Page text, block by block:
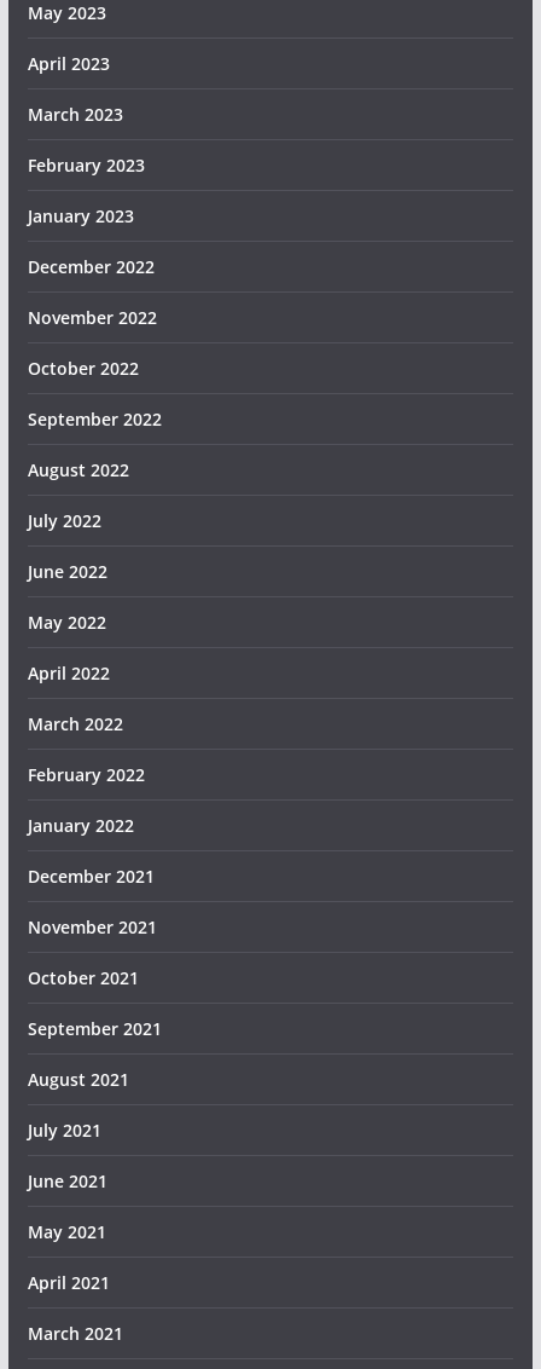
May 2023
April 2023
March 2023
February 2023
January 2023
December 2022
November 2022
October 2022
September 2022
August 2022
July 2022
June 2022
May 2022
April 2022
March 2022
February 2022
January 2022
December 2021
November 2021
October 2021
September 2021
August 2021
July 2021
June 2021
May 2021
April 2021
March 2021